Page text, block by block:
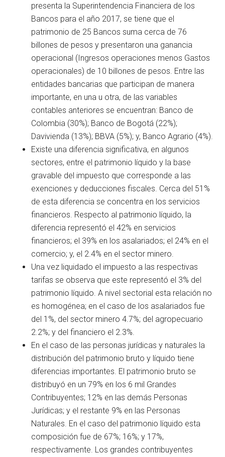
presenta la Superintendencia Financiera de los
Bancos para el año 2017, se tiene que el
patrimonio de 25 Bancos suma cerca de 76
billones de pesos y presentaron una ganancia
operacional (Ingresos operaciones menos Gastos
operacionales) de 10 billones de pesos. Entre las
entidades bancarias que participan de manera
importante, en una u otra, de las variables
contables anteriores se encuentran: Banco de
Colombia (30%); Banco de Bogotá (22%);
Davivienda (13%); BBVA (5%); y, Banco Agrario (4%).
Existe una diferencia significativa, en algunos
sectores, entre el patrimonio líquido y la base
gravable del impuesto que corresponde a las
exenciones y deducciones fiscales. Cerca del 51%
de esta diferencia se concentra en los servicios
financieros. Respecto al patrimonio líquido, la
diferencia representó el 42% en servicios
financieros; el 39% en los asalariados; el 24% en el
comercio; y, el 2.4% en el sector minero.
Una vez liquidado el impuesto a las respectivas
tarifas se observa que este representó el 3% del
patrimonio líquido. A nivel sectorial esta relación no
es homogénea; en el caso de los asalariados fue
del 1%, del sector minero 4.7%; del agropecuario
2.2%; y del financiero el 2.3%.
En el caso de las personas jurídicas y naturales la
distribución del patrimonio bruto y líquido tiene
diferencias importantes. El patrimonio bruto se
distribuyó en un 79% en los 6 mil Grandes
Contribuyentes; 12% en las demás Personas
Jurídicas; y el restante 9% en las Personas
Naturales. En el caso del patrimonio líquido esta
composición fue de 67%; 16%; y 17%,
respectivamente. Los grandes contribuyentes